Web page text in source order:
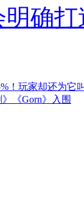
确
！玩家却还为它
《Gorn》入围